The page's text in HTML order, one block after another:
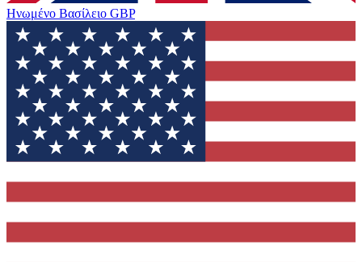
Ηνωμένο Βασίλειο GBP